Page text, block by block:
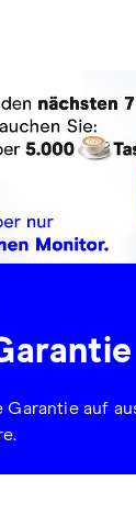
Garantie auf